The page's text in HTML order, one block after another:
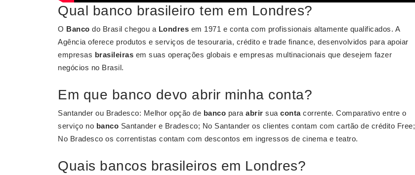
Qual banco brasileiro tem em Londres?
O Banco do Brasil chegou a Londres em 1971 e conta com profissionais altamente qualificados. A
Agência oferece produtos e serviços de tesouraria, crédito e trade finance, desenvolvidos para apoiar
empresas brasileiras em suas operações globais e empresas multinacionais que desejem fazer
negócios no Brasil.
Em que banco devo abrir minha conta?
Santander ou Bradesco: Melhor opção de banco para abrir sua contacorrente. Comparativo entre o
serviço no banco Santander e Bradesco; No Santander os clientes contam com cartão de crédito Free;
No Bradesco os correntistas contam com descontos em ingressos de cinema e teatro.
Quais bancos brasileiros em Londres?